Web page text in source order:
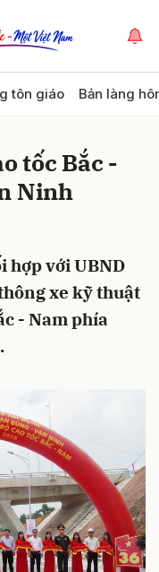
tôn giáo Bản làng
tốc Bắc -
Ninh
hợp với UBND
xe kỹ thuật
- Nam phía
Hủy Gửi